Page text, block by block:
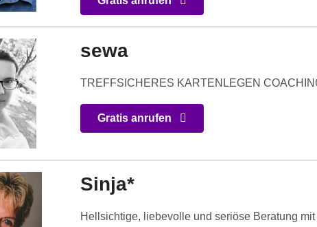
sewa
TREFFSICHERES KARTENLEGEN
Gratis anrufen
Sinja*
Hellsichtige, liebevolle und seriöse Beratung